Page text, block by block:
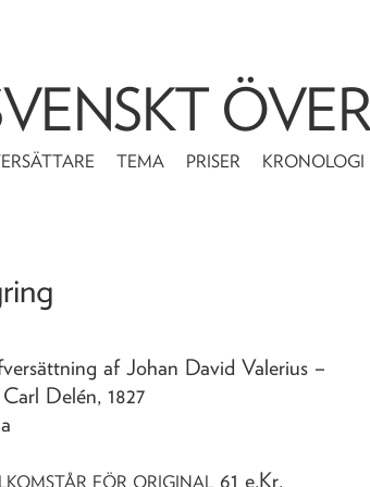
TEMA PRISER KRONOLOGI
af Johan David Valerius –
Carl Delén,1827
FÖR ORIGINAL 61 e.Kr.